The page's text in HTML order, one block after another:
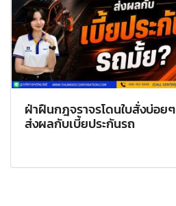
ฝ่าฝืนกฎจราจรโดนใบสั่งบ่อยๆ
ส่งผลกับเบี้ยประกันรถ